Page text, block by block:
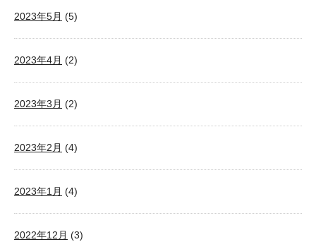
2023年5月 (5)
2023年4月 (2)
2023年3月 (2)
2023年2月 (4)
2023年1月 (4)
2022年12月 (3)